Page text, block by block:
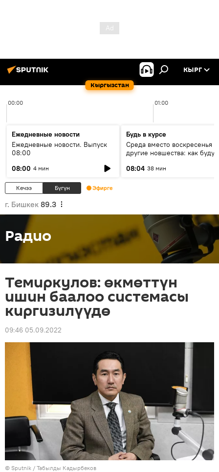
Кыргызстан
КЫРГ
00:00 01:00
Ежедневные новости
Ежедневные новости. Выпуск
08:00
08:00 4 мин
Будь в курсе
Среда вместо воскресенья и
другие новшества: как будут
08:04 38 мин
Кечээ Бүгүн Эфирге
г. Бишкек 89.3
Радио
Темиркулов: өкмөттүн
ишин баалоо системасы
киргизилүүдө
09:46 05.09.2022
© Sputnik / Табылды Кадырбеков